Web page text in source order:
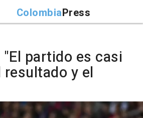
ColombiaPress
partido es casi
y el